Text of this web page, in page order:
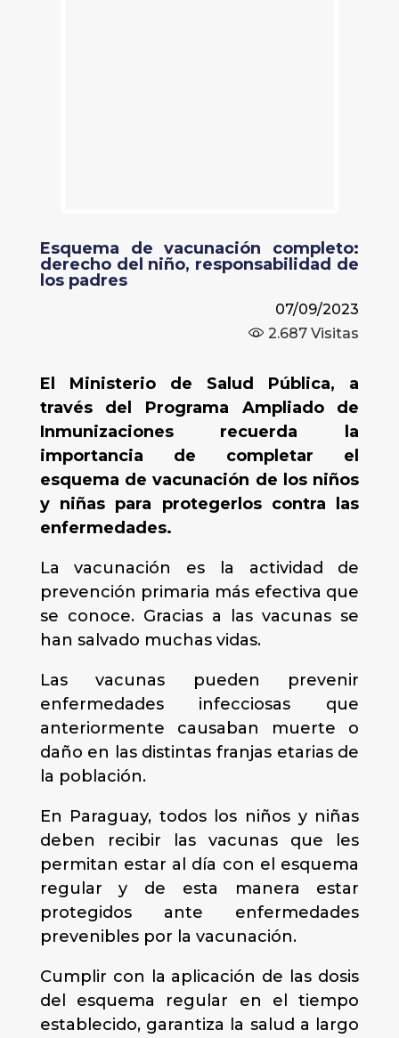
Esquema de vacunación completo:
derecho del niño, responsabilidad de
los padres
07/09/2023
2.687 Visitas
El Ministerio de Salud Pública, a
través del Programa Ampliado de
Inmunizaciones recuerda la
importancia de completar el
esquema de vacunación de los niños
y niñas para protegerlos contra las
enfermedades.
La vacunación es la actividad de
prevención primaria más efectiva que
se conoce. Gracias a las vacunas se
han salvado muchas vidas.
Las vacunas pueden prevenir
enfermedades infecciosas que
anteriormente causaban muerte o
daño en las distintas franjas etarias de
la población.
En Paraguay, todos los niños y niñas
deben recibir las vacunas que les
permitan estar al día con el esquema
regular y de esta manera estar
protegidos ante enfermedades
prevenibles por la vacunación.
Cumplir con la aplicación de las dosis
del esquema regular en el tiempo
establecido, garantiza la salud a largo